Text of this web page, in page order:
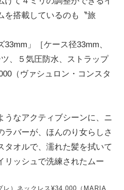
を搭載しているのも〝旅
」［ケース径33mm、
、５気圧防水、ストラップ
（ヴァシュロン・コンスタ
うなアクティブシーンに、ニ
ラバーが、ほんのり女らしさ
タオルで、濡れた髪を拭いて
リッシュで洗練されたムー
レ）ネックレス¥34,000（MARIA